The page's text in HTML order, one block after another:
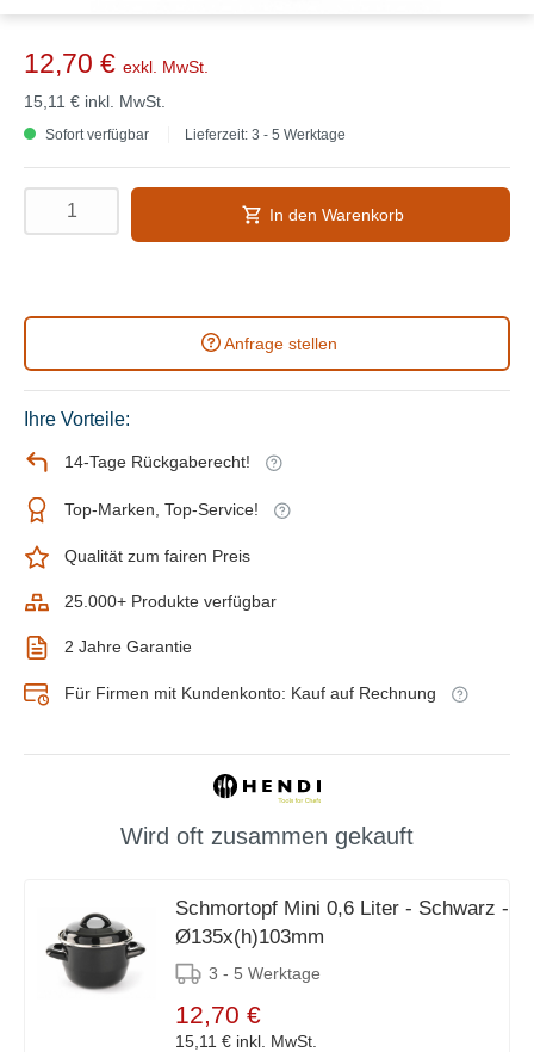
12,70 € exkl. MwSt.
15,11 € inkl. MwSt.
Sofort verfügbar Lieferzeit: 3 - 5 Werktage
In den Warenkorb
Anfrage stellen
Ihre Vorteile:
14-Tage Rückgaberecht!
Top-Marken, Top-Service!
Qualität zum fairen Preis
25.000+ Produkte verfügbar
2 Jahre Garantie
Für Firmen mit Kundenkonto: Kauf auf Rechnung
Wird oft zusammen gekauft
Schmortopf Mini 0,6 Liter - Schwarz -
Ø135x(h)103mm
3 - 5 Werktage
12,70 €
15,11 € inkl. MwSt.